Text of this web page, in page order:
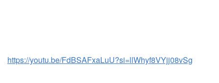
https://youtu.be/FdBSAFxaLuU?si=llWhyf8VYjj08vSg